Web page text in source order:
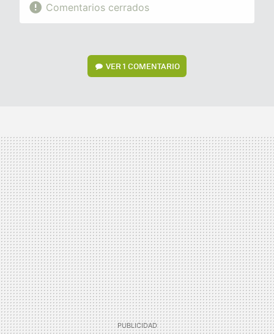
Comentarios cerrados
VER1 COMENTARIO